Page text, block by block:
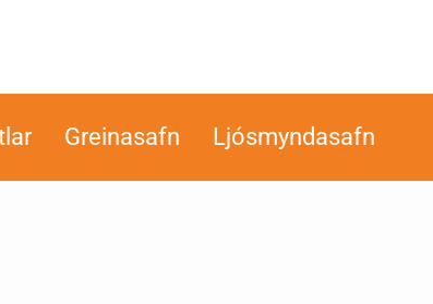
Greinasafn Ljósmyndasafn